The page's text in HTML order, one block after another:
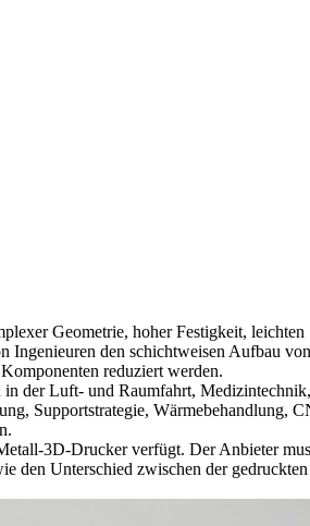
Geometrie, hoher Festigkeit, leichten
den schichtweisen Aufbau
reduziert werden.
der Luft- und Raumfahrt,
Supportstrategie, Wärmebehandlung,
3D-Drucker verfügt. Der Anbieter
den Unterschied zwischen der